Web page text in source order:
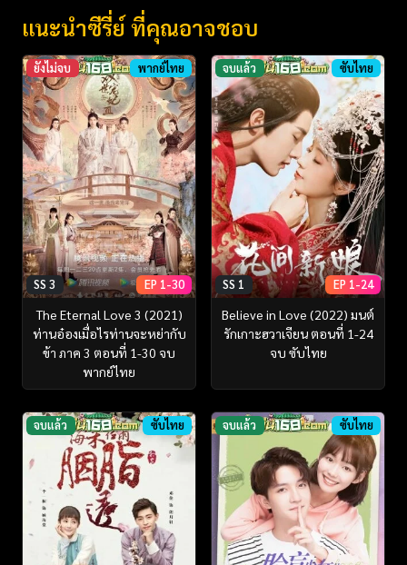
แนะนำซีรี่ย์ ที่คุณอาจชอบ
ยังไม่จบ พากย์ไทย
SS 3 EP 1-30
The Eternal Love 3 (2021)
ท่านอ๋องเมื่อไรท่านจะหย่ากับ
ข้า ภาค 3 ตอนที่ 1-30 จบ
พากย์ไทย
จบแล้ว ซับไทย
SS 1 EP 1-24
Believe in Love (2022) มนต์
รักเกาะฮวาเจียน ตอนที่ 1-24
จบ ซับไทย
จบแล้ว ซับไทย จบแล้ว ซับไทย